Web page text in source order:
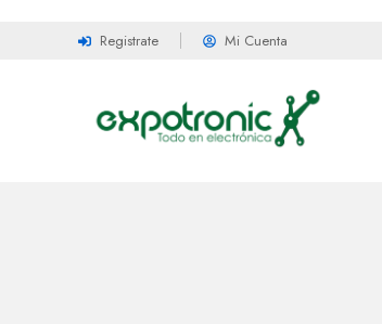
Registrate Mi Cuenta